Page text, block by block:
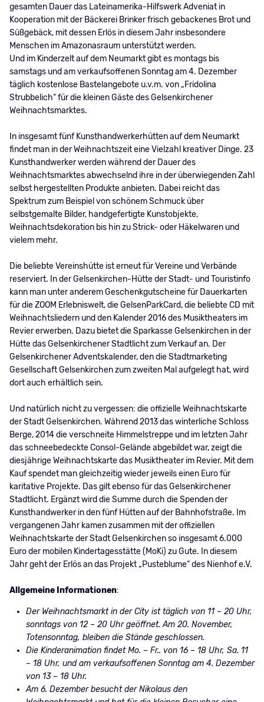
gesamten Dauer das Lateinamerika-Hilfswerk Adveniat in
Kooperation mit der Bäckerei Brinker frisch gebackenes Brot und
Süßgebäck, mit dessen Erlös in diesem Jahr insbesondere
Menschen im Amazonasraum unterstützt werden.
Und im Kinderzelt auf dem Neumarkt gibt es montags bis
samstags und am verkaufsoffenen Sonntag am 4. Dezember
täglich kostenlose Bastelangebote u.v.m. von „Fridolina
Strubbelich“ für die kleinen Gäste des Gelsenkirchener
Weihnachtsmarktes.
In insgesamt fünf Kunsthandwerkerhütten auf dem Neumarkt
findet man in der Weihnachtszeit eine Vielzahl kreativer Dinge. 23
Kunsthandwerker werden während der Dauer des
Weihnachtsmarktes abwechselnd ihre in der überwiegenden Zahl
selbst hergestellten Produkte anbieten. Dabei reicht das
Spektrum zum Beispiel von schönem Schmuck über
selbstgemalte Bilder, handgefertigte Kunstobjekte,
Weihnachtsdekoration bis hin zu Strick- oder Häkelwaren und
vielem mehr.
Die beliebte Vereinshütte ist erneut für Vereine und Verbände
reserviert. In der Gelsenkirchen-Hütte der Stadt- und Touristinfo
kann man unter anderem Geschenkgutscheine für Dauerkarten
für die ZOOM Erlebniswelt, die GelsenParkCard, die beliebte CD mit
Weihnachtsliedern und den Kalender 2016 des Musiktheaters im
Revier erwerben. Dazu bietet die Sparkasse Gelsenkirchen in der
Hütte das Gelsenkirchener Stadtlicht zum Verkauf an. Der
Gelsenkirchener Adventskalender, den die Stadtmarketing
Gesellschaft Gelsenkirchen zum zweiten Mal aufgelegt hat, wird
dort auch erhältlich sein.
Und natürlich nicht zu vergessen: die offizielle Weihnachtskarte
der Stadt Gelsenkirchen. Während 2013 das winterliche Schloss
Berge, 2014 die verschneite Himmelstreppe und im letzten Jahr
das schneebedeckte Consol-Gelände abgebildet war, zeigt die
diesjährige Weihnachtskarte das Musiktheater im Revier. Mit dem
Kauf spendet man gleichzeitig wieder jeweils einen Euro für
karitative Projekte. Das gilt ebenso für das Gelsenkirchener
Stadtlicht. Ergänzt wird die Summe durch die Spenden der
Kunsthandwerker in den fünf Hütten auf der Bahnhofstraße. Im
vergangenen Jahr kamen zusammen mit der offiziellen
Weihnachtskarte der Stadt Gelsenkirchen so insgesamt 6.000
Euro der mobilen Kindertagesstätte (MoKi) zu Gute. In diesem
Jahr geht der Erlös an das Projekt „Pusteblume“ des Nienhof e.V.
Allgemeine Informationen:
Der Weihnachtsmarkt in der City ist täglich von 11 – 20 Uhr,
sonntags von 12 – 20 Uhr geöffnet. Am 20. November,
Totensonntag, bleiben die Stände geschlossen.
Die Kinderanimation findet Mo. – Fr.. von 16 – 18 Uhr, Sa. 11
– 18 Uhr, und am verkaufsoffenen Sonntag am 4. Dezember
von 13 – 18 Uhr.
Am 6. Dezember besucht der Nikolaus den